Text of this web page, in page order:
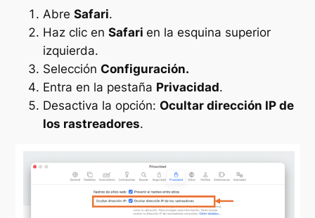
AbreSafari.
Haz clic enSafarien la esquina superior
izquierda.
SelecciónConfiguración.
Entra en la pestaña Privacidad.
Desactiva la opción:Ocultar dirección IP de
los rastreadores.